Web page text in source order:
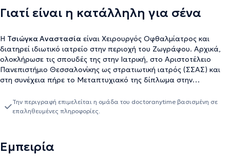
Γιατί είναι η κατάλληλη για σένα
Η Τσιώγκα Αναστασία είναι Χειρουργός Οφθαλμίατρος και
διατηρεί ιδιωτικό ιατρείο στην περιοχή του Ζωγράφου. Αρχικά,
ολοκλήρωσε τις σπουδές της στην Ιατρική, στο Αριστοτέλειο
Πανεπιστήμιο Θεσσαλονίκης ως στρατιωτική ιατρός (ΣΣΑΣ) και
στη συνέχεια πήρε το Μεταπτυχιακό της δίπλωμα στην
Αθηνών, στο οποίο μέχρι και σήμερα είναι Υποψήφια Διδάκτωρ.
Στο παρελθόν, έχει αποκτήσει πληθώρα εμπειριών ως
ως Ιατρός Κέντρου στο Κέντρο Εκπαίδευσης Πυροβολικού στη
Θήβα. Επιπλέον, είναι Συνεργάτης Οφθαλμίατρος στο Ευγενίδειο
Την περιγραφή επιμελείται η ομάδα του doctoranytime βασισμένη σε
επαληθευμένες πληροφορίες.
Εμπειρία